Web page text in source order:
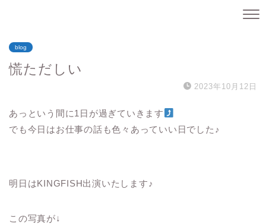
blog
慌ただしい
2023年10月12日
あっという間に1日が過ぎていきます
でも今日はお仕事の話も色々あっていい日でした♪
明日はKINGFISH出演いたします♪
この写真が↓